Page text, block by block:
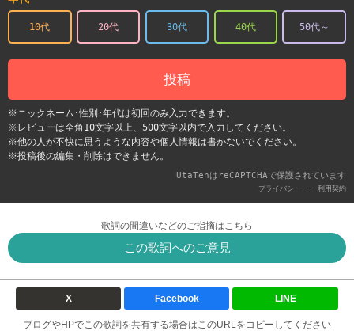
10代 20代 30代 40代 50代～
投稿
※ニックネーム･性別･年代は初回のみ入力できます。
※レビューは全角10文字以上、500文字以内で入力してください。
※他の人が不快に思うような内容や個人情報は書かないでください。
※投稿後の編集・削除はできません。
UtaTenはreCAPTCHAで保護されています
プライバシー - 利用契約
歌詞の間違いなどのご指摘はこちら
この歌詞へのご意見
X Facebook LINE
ブログやHPでこの歌詞を共有する場合はこのURLをコピーしてください